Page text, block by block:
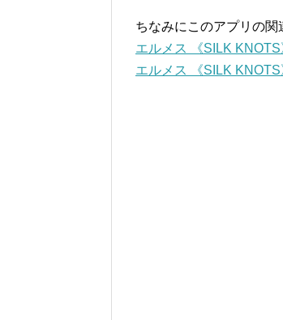
ちなみにこのアプリの関
エルメス 《SILK
エルメス 《SILK